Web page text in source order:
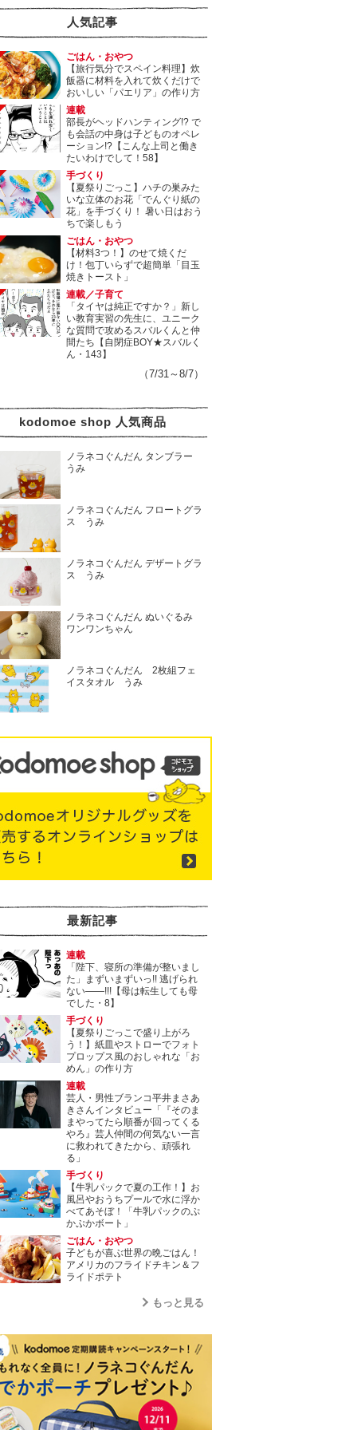
人気記事
ごはん・おやつ
【旅行気分でスペイン料理】炊
飯器に材料を入れて炊くだけで
おいしい「パエリア」の作り方
連載
部長がヘッドハンティング!? で
も会話の中身は子どものオペレ
ーション!?【こんな上司と働き
たいわけでして！58】
手づくり
【夏祭りごっこ】ハチの巣みた
いな立体のお花「でんぐり紙の
花」を手づくり！ 暑い日はおう
ちで楽しもう
ごはん・おやつ
【材料3つ！】のせて焼くだ
け！包丁いらずで超簡単「目玉
焼きトースト」
連載／子育て
「タイヤは純正ですか？」新し
い教育実習の先生に、ユニーク
な質問で攻めるスバルくんと仲
間たち【自閉症BOY★スバルく
ん・143】
（7/31～8/7）
kodomoe shop 人気商品
ノラネコぐんだん タンブラー
うみ
ノラネコぐんだん フロートグラ
ス うみ
ノラネコぐんだん デザートグラ
ス うみ
ノラネコぐんだん ぬいぐるみ
ワンワンちゃん
ノラネコぐんだん 2枚組フェ
イスタオル うみ
最新記事
連載
「陛下、寝所の準備が整いまし
た」まずいまずいっ!! 逃げられ
ない――!!!【母は転生しても母
でした・8】
手づくり
【夏祭りごっこで盛り上がろ
う！】紙皿やストローでフォト
プロップス風のおしゃれな「お
めん」の作り方
連載
芸人・男性ブランコ平井まさあ
きさんインタビュー「『そのま
まやってたら順番が回ってくる
やろ』芸人仲間の何気ない一言
に救われてきたから、頑張れ
る」
手づくり
【牛乳パックで夏の工作！】お
風呂やおうちプールで水に浮か
べてあそぼ！「牛乳パックのぷ
かぷかボート」
ごはん・おやつ
子どもが喜ぶ世界の晩ごはん！
アメリカのフライドチキン＆フ
ライドポテト
もっと見る